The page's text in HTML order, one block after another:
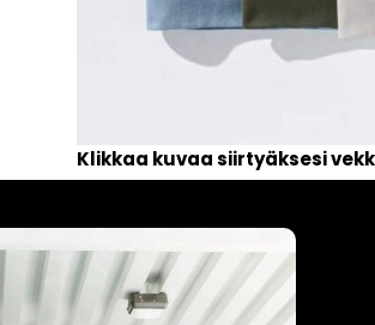
Klikkaa kuvaa siirtyäksesi